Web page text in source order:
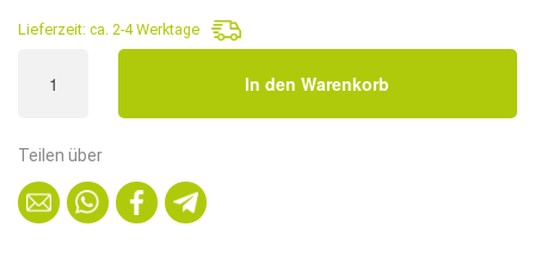
Lieferzeit: ca. 2-4 Werktage
Bodenplatte
ø
In den Warenkorb
Teilen über